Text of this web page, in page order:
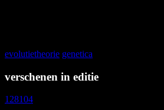
evolutietheorie genetica
verschenen in editie
128104